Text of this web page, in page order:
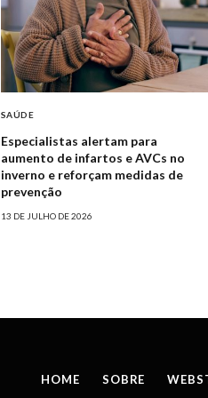
SAÚDE
Especialistas alertam para
aumento de infartos e AVCs no
inverno e reforçam medidas de
prevenção
13 DE JULHO DE 2026
HOME SOBRE